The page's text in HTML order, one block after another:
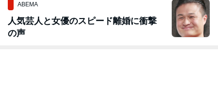
ABEMA
人気芸人と女優のスピード離婚に衝撃
の声